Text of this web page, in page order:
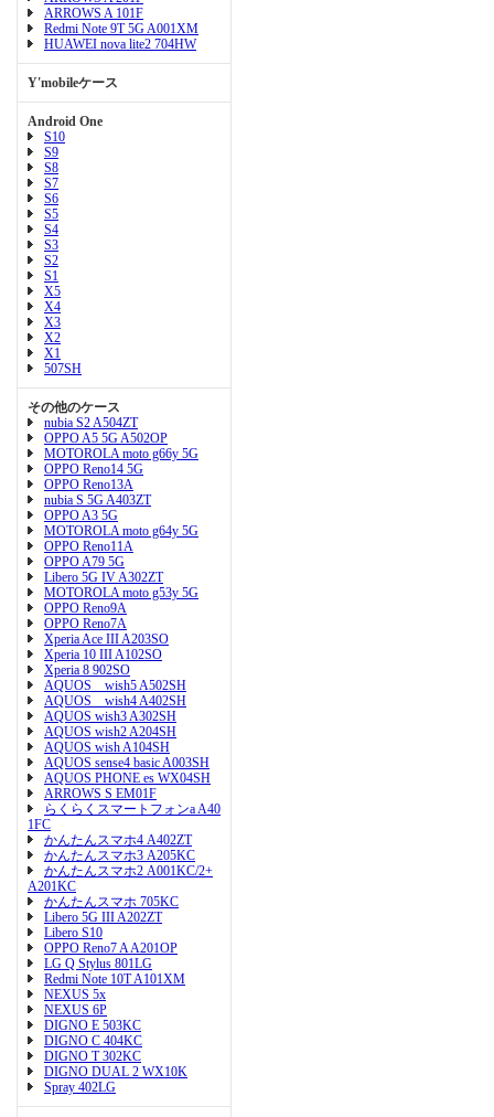
ARROWS A 101F
Redmi Note 9T 5G A001XM
HUAWEI nova lite2 704HW
Y'mobileケース
Android One
S10
S9
S8
S7
S6
S5
S4
S3
S2
S1
X5
X4
X3
X2
X1
507SH
その他のケース
nubia S2 A504ZT
OPPO A5 5G A502OP
MOTOROLA moto g66y 5G
OPPO Reno14 5G
OPPO Reno13A
nubia S 5G A403ZT
OPPO A3 5G
MOTOROLA moto g64y 5G
OPPO Reno11A
OPPO A79 5G
Libero 5G IV A302ZT
MOTOROLA moto g53y 5G
OPPO Reno9A
OPPO Reno7A
Xperia Ace III A203SO
Xperia 10 III A102SO
Xperia 8 902SO
AQUOS wish5 A502SH
AQUOS wish4 A402SH
AQUOS wish3 A302SH
AQUOS wish2 A204SH
AQUOS wish A104SH
AQUOS sense4 basic A003SH
AQUOS PHONE es WX04SH
ARROWS S EM01F
らくらくスマートフォンa A40
1FC
かんたんスマホ4 A402ZT
かんたんスマホ3 A205KC
かんたんスマホ2 A001KC/2+
A201KC
かんたんスマホ 705KC
Libero 5G III A202ZT
Libero S10
OPPO Reno7 A A201OP
LG Q Stylus 801LG
Redmi Note 10T A101XM
NEXUS 5x
NEXUS 6P
DIGNO E 503KC
DIGNO C 404KC
DIGNO T 302KC
DIGNO DUAL 2 WX10K
Spray 402LG